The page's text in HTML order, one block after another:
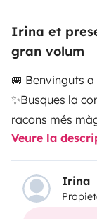
Irina et
gran volum
🚐 Benvinguts
✨Busques la
racons més
camper de
per oferir-te
funcionalitat i
paradís
La
Veure la
Irina